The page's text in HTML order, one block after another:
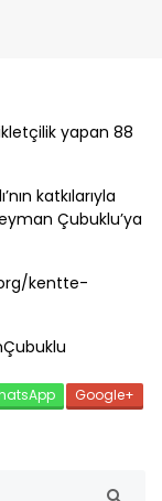
yapan 88
katkılarıyla
Çubuklu’ya
kentte-
Google+